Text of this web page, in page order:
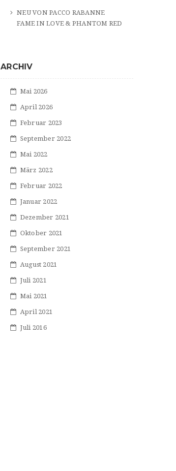
NEU VON PACCO RABANNE
FAME IN LOVE & PHANTOM RED
ARCHIV
Mai 2026
April 2026
Februar 2023
September 2022
Mai 2022
März 2022
Februar 2022
Januar 2022
Dezember 2021
Oktober 2021
September 2021
August 2021
Juli 2021
Mai 2021
April 2021
Juli 2016